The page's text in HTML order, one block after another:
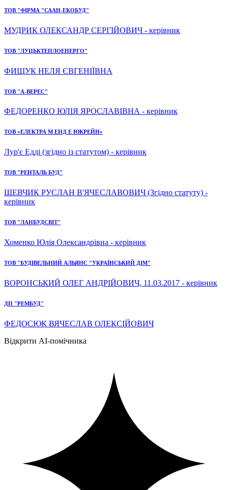
ТОВ "ФІРМА "СААН-ЕКОБУД"
МУДРИК ОЛЕКСАНДР СЕРГІЙОВИЧ - керівник
ТОВ "ЛУЦЬКТЕПЛОЕНЕРГО"
ФИЩУК НЕЛЯ ЄВГЕНІЇВНА
ТОВ "А-ВЕРЕС"
ФЕДОРЕНКО ЮЛІЯ ЯРОСЛАВІВНА - керівник
ТОВ «ЕЛЕКТРА М ЕНД Е ЮКРЕЙН»
Лур'є Едді (згідно із статутом) - керівник
ТОВ "РЕНТАЛЬ БУД"
ШЕВЧИК РУСЛАН В'ЯЧЕСЛАВОВИЧ (Згідно статуту) -
керівник
ТОВ "ЛАНБУДСВІТ"
Хоменко Юлія Олександрівна - керівник
ТОВ "БУДІВЕЛЬНИЙ АЛЬЯНС "УКРАЇНСЬКИЙ ДІМ"
ВОРОНСЬКИЙ ОЛЕГ АНДРІЙОВИЧ, 11.03.2017 - керівник
ДП "РЕМБУД"
ФЕДОСЮК ВЯЧЕСЛАВ ОЛЕКСІЙОВИЧ
Відкрити AI-помічника